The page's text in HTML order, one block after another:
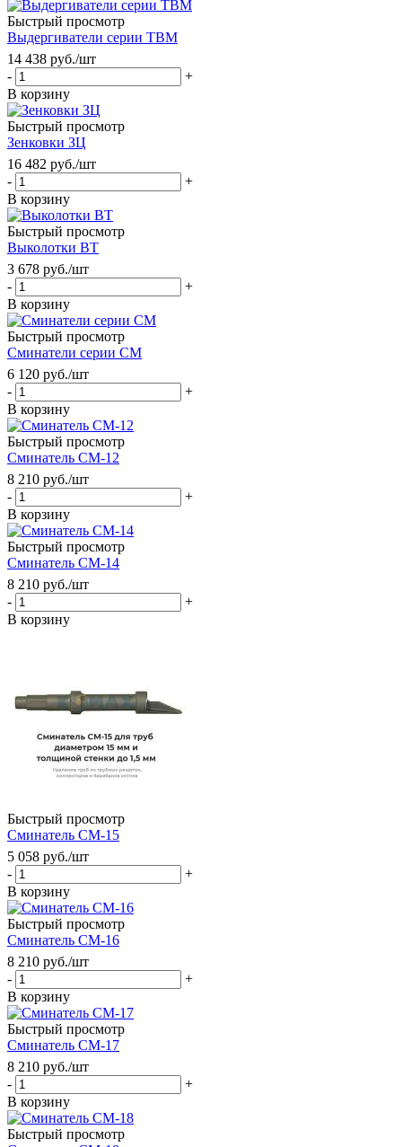
Быстрый просмотр
Выдергиватели серии ТВМ
14 438 руб./шт
-
+
В корзину
Быстрый просмотр
Зенковки ЗЦ
16 482 руб./шт
-
+
В корзину
Быстрый просмотр
Выколотки ВТ
3 678 руб./шт
-
+
В корзину
Быстрый просмотр
Сминатели серии СМ
6 120 руб./шт
-
+
В корзину
Быстрый просмотр
Сминатель СМ-12
8 210 руб./шт
-
+
В корзину
Быстрый просмотр
Сминатель СМ-14
8 210 руб./шт
-
+
В корзину
Быстрый просмотр
Сминатель СМ-15
5 058 руб./шт
-
+
В корзину
Быстрый просмотр
Сминатель СМ-16
8 210 руб./шт
-
+
В корзину
Быстрый просмотр
Сминатель СМ-17
8 210 руб./шт
-
+
В корзину
Быстрый просмотр